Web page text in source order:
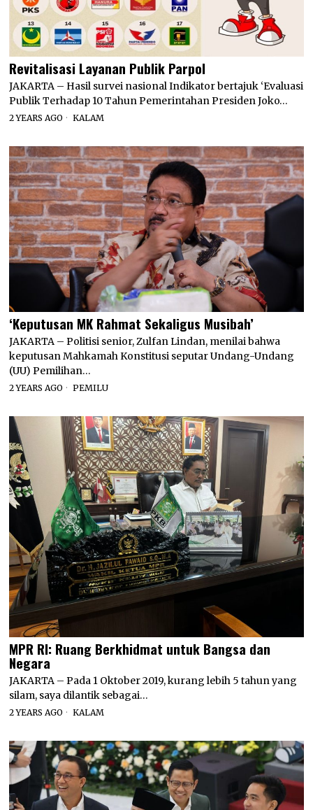
Revitalisasi Layanan Publik Parpol
JAKARTA – Hasil survei nasional Indikator bertajuk ‘Evaluasi
Publik Terhadap 10 Tahun Pemerintahan Presiden Joko…
2 YEARS AGO KALAM
‘Keputusan MK Rahmat Sekaligus Musibah’
JAKARTA – Politisi senior, Zulfan Lindan, menilai bahwa
keputusan Mahkamah Konstitusi seputar Undang-Undang
(UU) Pemilihan…
2 YEARS AGO PEMILU
MPR RI: Ruang Berkhidmat untuk Bangsa dan
Negara
JAKARTA – Pada 1 Oktober 2019, kurang lebih 5 tahun yang
silam, saya dilantik sebagai…
2 YEARS AGO KALAM